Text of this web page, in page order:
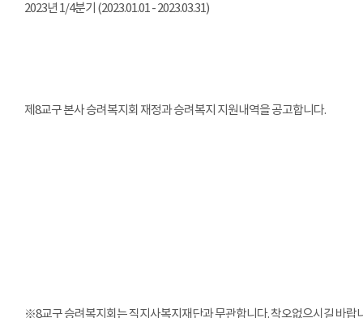
2023년 1/4분기 (2023.01.01 - 2023.03.31)
제8교구 본사 승려복지회 재정과 승려복지 지원내역을 공고합니다.
※8교구 승려복지회는 직지사복지재단과 무관합니다. 착오없으시길 바랍